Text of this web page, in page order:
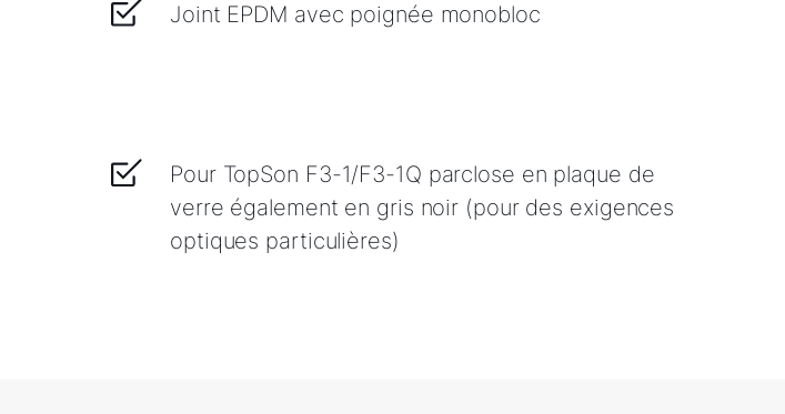
Joint EPDM avec poignée monobloc
Pour TopSon F3-1/F3-1Q parclose en plaque de
verre également en gris noir (pour des exigences
optiques particulières)